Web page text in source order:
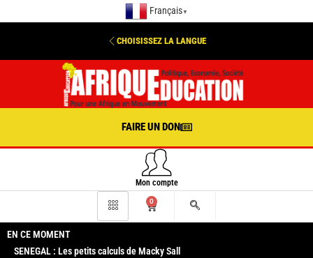
Français ▼
CHOISISSEZ LA LANGUE
FAIRE UN DON
Mon compte
0
EN CE MOMENT
SENEGAL : Les petits calculs de Macky Sall